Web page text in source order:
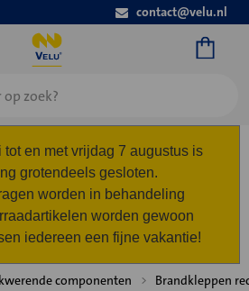
contact@velu.nl
en met vrijdag 7 augustus is
grotendeels gesloten.
worden in behandeling
worden gewoon
iedereen een fijne vakantie!
componenten Brandkleppen